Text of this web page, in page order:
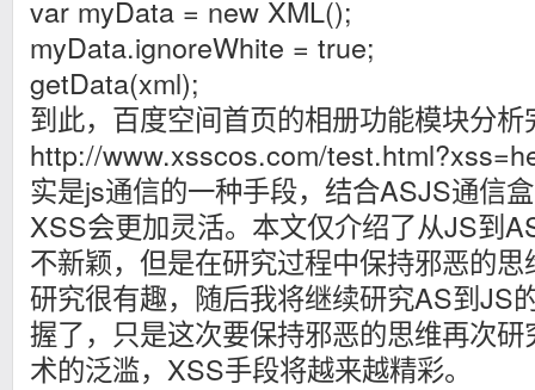
var myData = new XML();
myData.ignoreWhite = true;
getData(xml);
到此，百度空间首页的相册功能模块分
http://www.xsscos.com/
实是js通信的一种手段，结合ASJS通信
XSS会更加灵活。本文仅介绍了从JS到
不新颖，但是在研究过程中保持邪恶的
研究很有趣，随后我将继续研究AS到JS
握了，只是这次要保持邪恶的思维再次
术的泛滥，XSS手段将越来越精彩。